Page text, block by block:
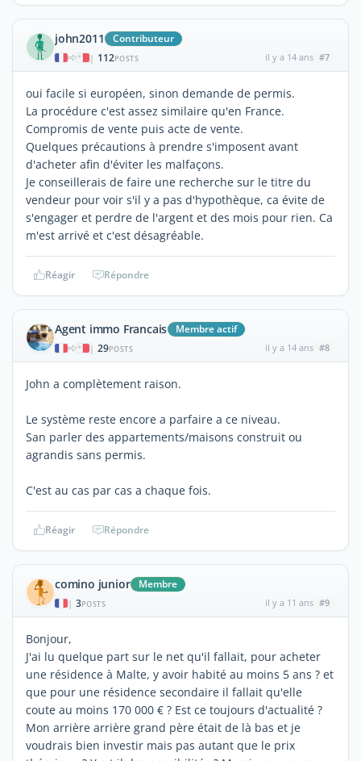
john2011 Contributeur
| 112POSTS il y a 14 ans #7
oui facile si européen, sinon demande de permis.
La procédure c'est assez similaire qu'en France.
Compromis de vente puis acte de vente.
Quelques précautions à prendre s'imposent avant
d'acheter afin d'éviter les malfaçons.
Je conseillerais de faire une recherche sur le titre du
vendeur pour voir s'il y a pas d'hypothèque, ca évite de
s'engager et perdre de l'argent et des mois pour rien. Ca
m'est arrivé et c'est désagréable.
Réagir Répondre
Agent immo Francais Membre actif
| 29POSTS il y a 14 ans #8
John a complètement raison.
Le système reste encore a parfaire a ce niveau.
San parler des appartements/maisons construit ou
agrandis sans permis.
C'est au cas par cas a chaque fois.
Réagir Répondre
comino junior Membre
| 3POSTS il y a 11 ans #9
Bonjour,
J'ai lu quelque part sur le net qu'il fallait, pour acheter
une résidence à Malte, y avoir habité au moins 5 ans ? et
que pour une résidence secondaire il fallait qu'elle
coute au moins 170 000 € ? Est ce toujours d'actualité ?
Mon arrière arrière grand père était de là bas et je
voudrais bien investir mais pas autant que le prix